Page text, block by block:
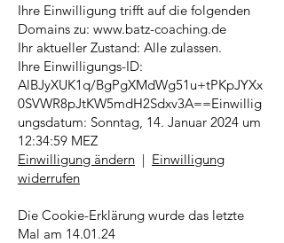
Ihre Einwilligung trifft auf die folgenden
Domains zu: www.batz-coaching.de
Ihr aktueller Zustand: Alle zulassen.
Ihre Einwilligungs-ID:
AlBJyXUK1q/BgPgXMdWg51u+tPKpJYXx
0SVWR8pJtKW5mdH2Sdxv3A==Einwillig
ungsdatum: Sonntag, 14. Januar 2024 um
12:34:59 MEZ
Einwilligung ändern | Einwilligung
widerrufen
Die Cookie-Erklärung wurde das letzte
Mal am 14.01.24